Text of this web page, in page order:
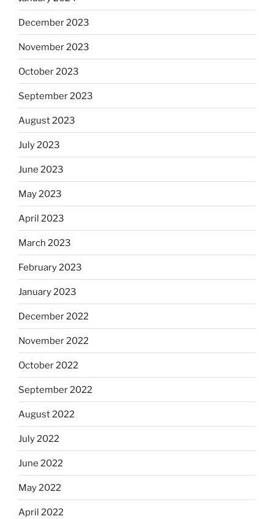
December 2023
November 2023
October 2023
September 2023
August 2023
July 2023
June 2023
May 2023
April 2023
March 2023
February 2023
January 2023
December 2022
November 2022
October 2022
September 2022
August 2022
July 2022
June 2022
May 2022
April 2022